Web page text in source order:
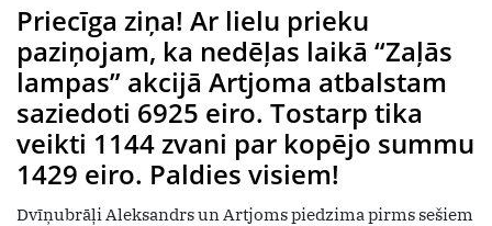
Priecīga ziņa! Ar lielu prieku
paziņojam, ka nedēļas laikā “Zaļās
lampas” akcijā Artjoma atbalstam
saziedoti 6925 eiro. Tostarp tika
veikti 1144 zvani par kopējo summu
1429 eiro. Paldies visiem!
Dvīņubrāļi Aleksandrs un Artjoms piedzima pirms sešiem